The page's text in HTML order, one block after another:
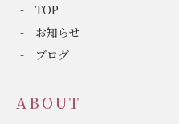
TOP
お知らせ
ブログ
ABOUT